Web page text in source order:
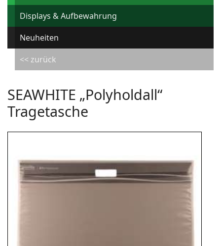
Displays & Aufbewahrung
Neuheiten
<< zurück
SEAWHITE „Polyholdall“
Tragetasche